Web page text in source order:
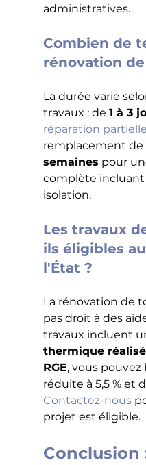
administratives.
Combien de
rénovation
La durée varie
travaux : de 1 à 3
réparation partielle
remplacement de
semaines pour
complète
isolation.
Les travaux
ils éligibles
l'État ?
La rénovation de
pas droit à des
travaux incluent
thermique
RGE, vous pouvez
réduite à 5,5 % et
Contactez-nous
projet est éligible.
Conclusion